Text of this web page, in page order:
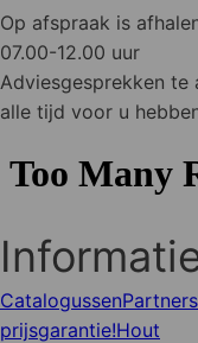
Op afspraak is
07.00-12.00 uur
Adviesgesprekken
alle tijd voor u
CatalogussenPartners
prijsgarantie!Hout